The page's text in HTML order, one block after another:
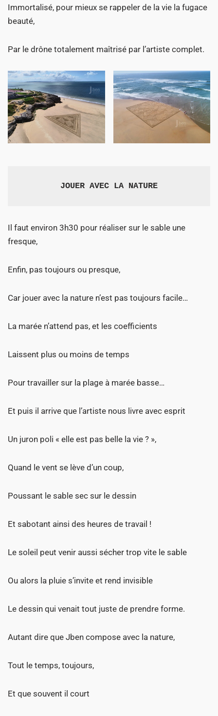
Immortalisé, pour mieux se rappeler de la vie la fugace
beauté,
Par le drône totalement maîtrisé par l’artiste complet.
JOUER AVEC LA NATURE
Il faut environ 3h30 pour réaliser sur le sable une
fresque,
Enfin, pas toujours ou presque,
Car jouer avec la nature n’est pas toujours facile…
La marée n’attend pas, et les coefficients
Laissent plus ou moins de temps
Pour travailler sur la plage à marée basse…
Et puis il arrive que l’artiste nous livre avec esprit
Un juron poli « elle est pas belle la vie ? »,
Quand le vent se lève d’un coup,
Poussant le sable sec sur le dessin
Et sabotant ainsi des heures de travail !
Le soleil peut venir aussi sécher trop vite le sable
Ou alors la pluie s’invite et rend invisible
Le dessin qui venait tout juste de prendre forme.
Autant dire que Jben compose avec la nature,
Tout le temps, toujours,
Et que souvent il court